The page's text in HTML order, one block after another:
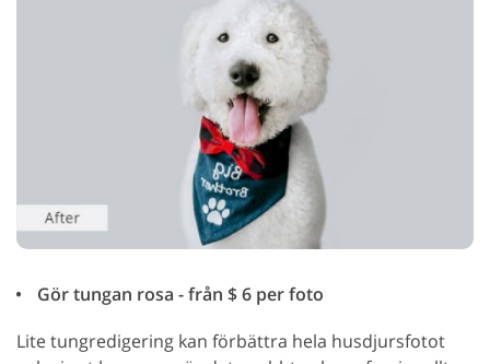
Gör tungan rosa - från $ 6 per foto
Lite tungredigering kan förbättra hela husdjursfotot